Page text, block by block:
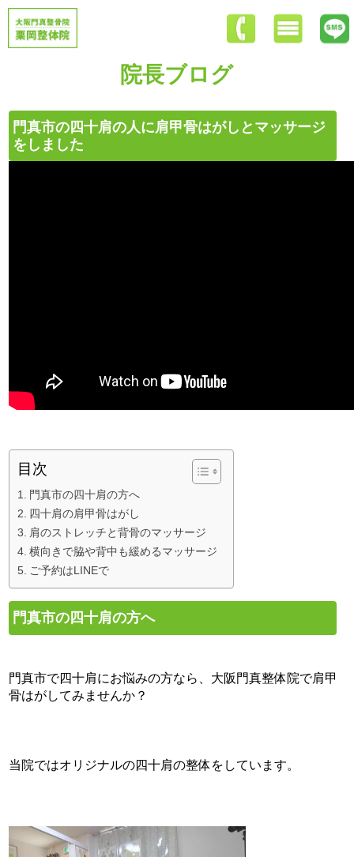
院長ブログ
門真市の四十肩の人に肩甲骨はがしとマッサージ
をしました
目次
門真市の四十肩の方へ
四十肩の肩甲骨はがし
肩のストレッチと背骨のマッサージ
横向きで脇や背中も緩めるマッサージ
ご予約はLINEで
門真市の四十肩の方へ
門真市で四十肩にお悩みの方なら、大阪門真整体院で肩甲
骨はがしてみませんか？
当院ではオリジナルの四十肩の整体をしています。